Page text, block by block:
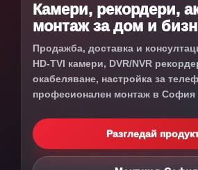
Камери, рекордери,
монтаж за дом и
Продажба, доставка и
HD-TVI камери, DVR/NVR
окабеляване, настройка за
професионален монтаж в София
Разгледай